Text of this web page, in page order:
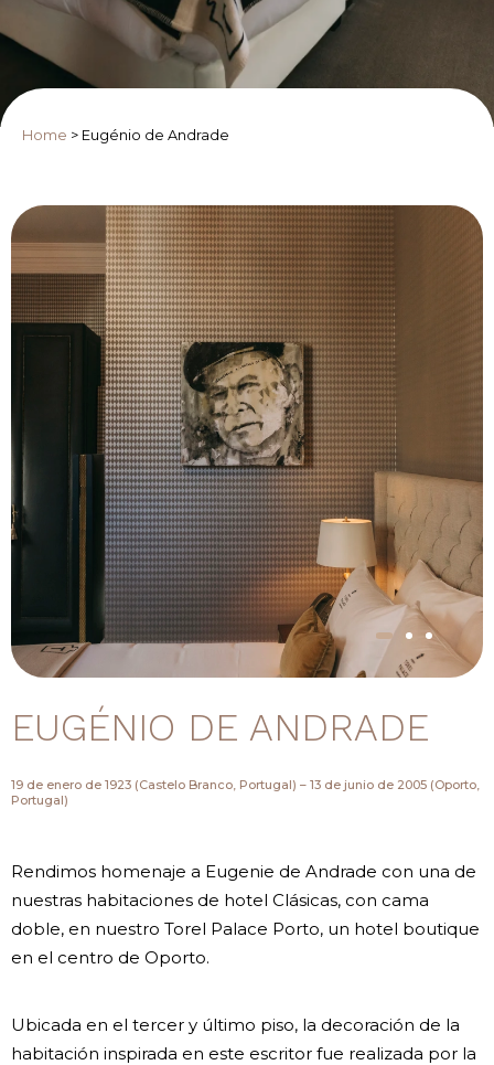
Home > Eugénio de Andrade
EUGÉNIO DE ANDRADE
19 de enero de 1923 (Castelo Branco, Portugal) – 13 de junio de 2005 (Oporto,
Portugal)
Rendimos homenaje a Eugenie de Andrade con una de
nuestras habitaciones de hotel Clásicas, con cama
doble, en nuestro Torel Palace Porto, un hotel boutique
en el centro de Oporto.
Ubicada en el tercer y último piso, la decoración de la
habitación inspirada en este escritor fue realizada por la